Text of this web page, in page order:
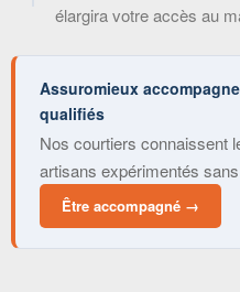
élargira votre accès au
Assuromieux
qualifiés
Nos courtiers connaissent
artisans expérimentés
Être accompagné →